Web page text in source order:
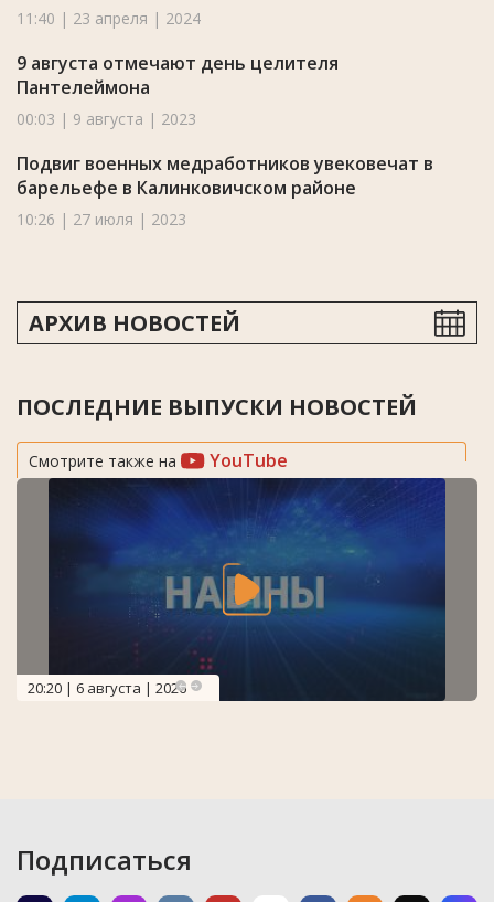
11:40 | 23 апреля | 2024
9 августа отмечают день целителя
Пантелеймона
00:03 | 9 августа | 2023
Подвиг военных медработников увековечат в
барельефе в Калинковичском районе
10:26 | 27 июля | 2023
АРХИВ НОВОСТЕЙ
ПОСЛЕДНИЕ ВЫПУСКИ НОВОСТЕЙ
Смотрите также на YouTube
20:20 | 6 августа | 2026
Подписаться